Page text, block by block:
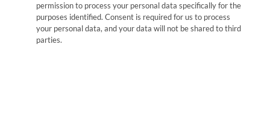
permission to process your personal data specifically for the
purposes identified. Consent is required for us to process
your personal data, and your data will not be shared to third
parties.